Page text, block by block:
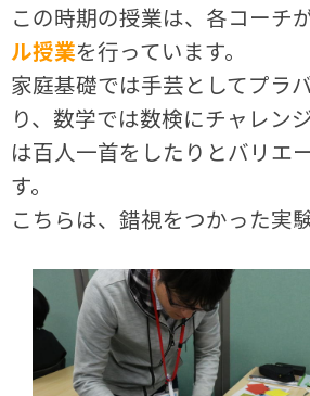
この時期の授業は、各コーチ
ル授業を行っています。
家庭基礎では手芸としてプラ
り、数学では数検にチャレン
は百人一首をしたりとバリエ
す。
こちらは、錯視をつかった実